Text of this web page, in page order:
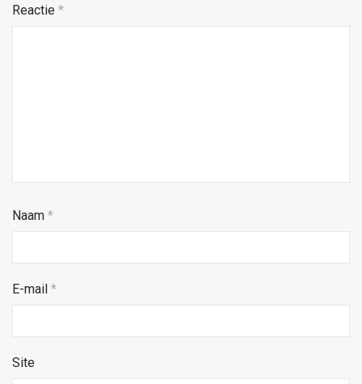
Reactie *
Naam *
E-mail *
Site